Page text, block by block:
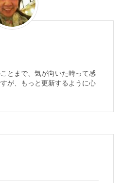
とまで、気が向いた時って感
が、もっと更新するように心